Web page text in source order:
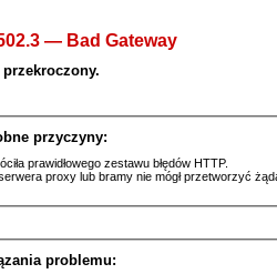
— Bad Gateway
przyczyny:
prawidłowego zestawu błędów HTTP.
proxy lub bramy nie mógł przetworzyć
problemu: